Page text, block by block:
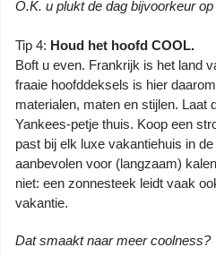
O.K. u plukt de dag bijvoorkeur
Tip 4: Houd het hoofd COOL.
Boft u even. Frankrijk is het land
fraaie hoofddeksels is hier
materialen, maten en stijlen. Laat
Yankees-petje thuis. Koop een
past bij elk luxe vakantiehuis in
aanbevolen voor (langzaam)
niet: een zonnesteek leidt vaak
vakantie.
Dat smaakt naar meer coolness?